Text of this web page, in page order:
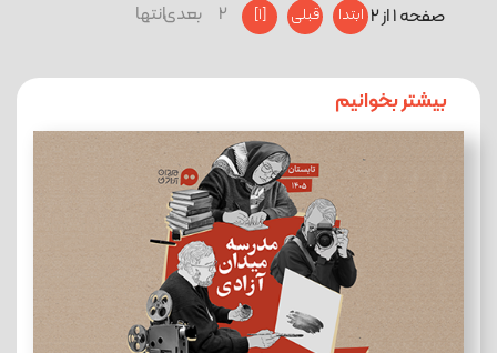
صفحه 1 از 2 ابتدا قبلی [1]
2 بعدیانتها
بیشتر بخوانیم